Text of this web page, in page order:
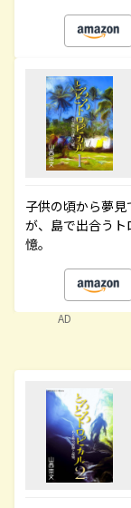
子供の頃から夢
が、島で出合う
憶。
AD